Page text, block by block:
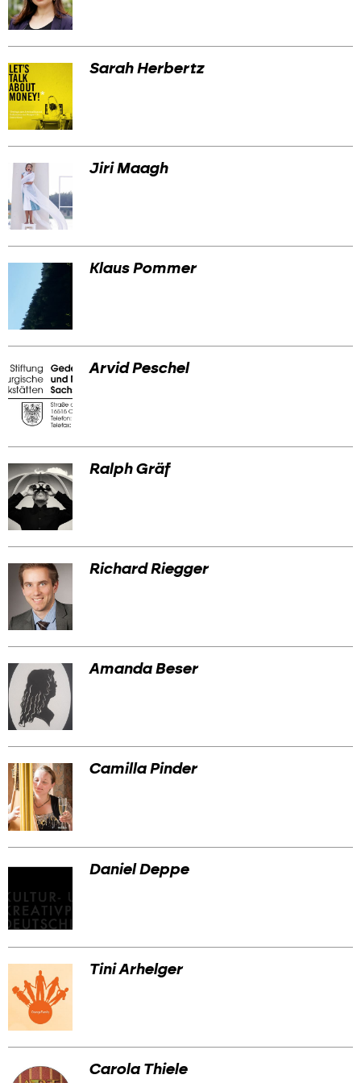
Werbemarkt
Sarah Herbertz
Jiri Maagh
Klaus Pommer
Arvid Peschel
Ralph Gräf
Richard Riegger
Amanda Beser
Camilla Pinder
Daniel Deppe
Tini Arhelger
Carola Thiele